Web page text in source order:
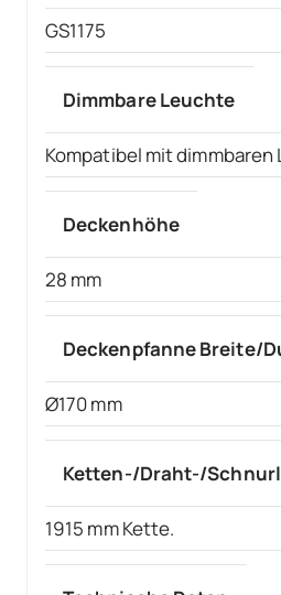
GS1175
Dimmbare Leuchte
Kompatibel mit dimmbaren
Deckenhöhe
28 mm
Deckenpfanne Breite/
Ø170 mm
Ketten-/Draht-/
1915 mm Kette.